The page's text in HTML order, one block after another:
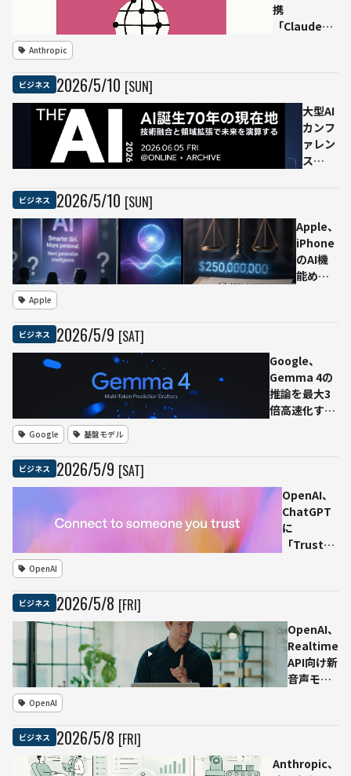
携
「Claude
GPUを確保
Anthropic
ビジネス 2026/5/10 [SUN]
大型AI
カンフ
ァレン
ス
6月5日
オンラ
イン開
催決
開始
ビジネス 2026/5/10 [SUN]
Apple、
iPhone
のAI機
能めぐ
390億
円）の
和解に
合意
を誤認
させた
点に
Apple
ビジネス 2026/5/9 [SAT]
Google、
Gemma 4の
推論を最大3
倍高速化する
ラフトモデル
が先読み、大
型モデルが並
列検証
Google 基盤モデル
ビジネス 2026/5/9 [SAT]
OpenAI、
ChatGPT
に
「Trusted
に事前登録
した「信頼
できる連絡
先」へ通知
OpenAI
ビジネス 2026/5/8 [FRI]
OpenAI、
Realtime
API向け新
音声モデ
訳・文字
OpenAI
ビジネス 2026/5/8 [FRI]
Anthropic、